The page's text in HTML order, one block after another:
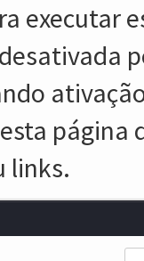
executar
links.